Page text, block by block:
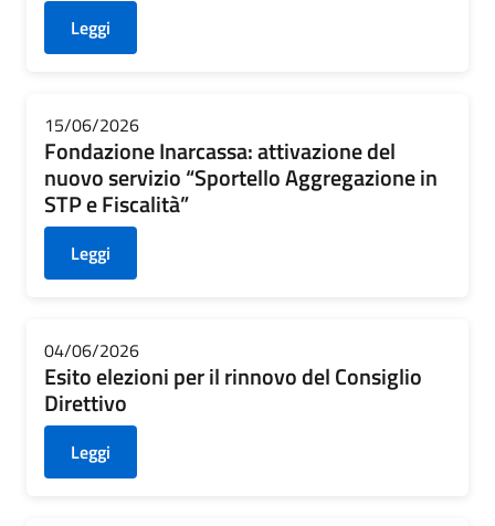
Leggi
15/06/2026
Fondazione Inarcassa: attivazione del
nuovo servizio “Sportello Aggregazione in
STP e Fiscalità”
Leggi
04/06/2026
Esito elezioni per il rinnovo del Consiglio
Direttivo
Leggi